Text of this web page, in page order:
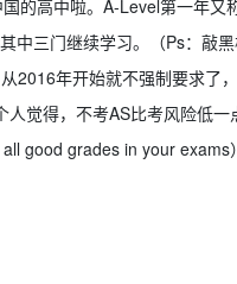
的高中啦。A-Level第一年
中三门继续学习。（Ps：敲
2016年开始就不强制要求了
觉得，不考AS比考风险低
good grades in your exams